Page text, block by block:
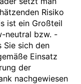
Risiko
ist ein Großteil
neutral bzw. -
Sie sich den
Einsatz
der
nachgewiesen